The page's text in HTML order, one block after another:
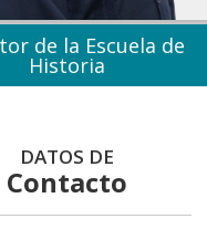
de la Escuela de
Historia
DATOS DE
Contacto